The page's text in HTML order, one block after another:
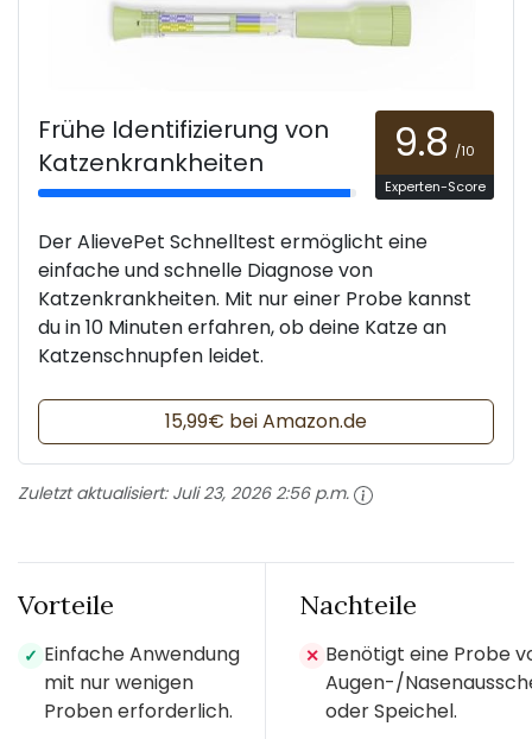
Frühe Identifizierung von
Katzenkrankheiten
9.8 /10
Experten-Score
Der AlievePet Schnelltest ermöglicht eine
einfache und schnelle Diagnose von
Katzenkrankheiten. Mit nur einer Probe kannst
du in 10 Minuten erfahren, ob deine Katze an
Katzenschnupfen leidet.
15,99€ bei Amazon.de
Zuletzt aktualisiert: Juli 23, 2026 2:56 p.m.
Vorteile
✓ Einfache Anwendung
mit nur wenigen
Proben erforderlich.
Nachteile
✕ Benötigt eine Probe
Augen-/
oder Speichel.